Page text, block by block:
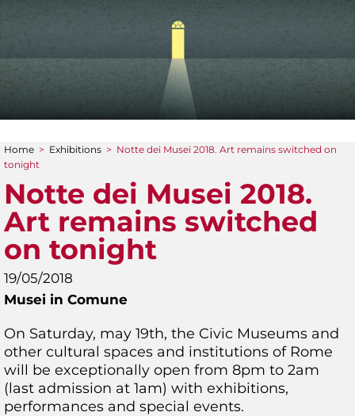
You are here
Home > Exhibitions > Notte dei Musei 2018. Art remains switched on
tonight
Notte dei Musei 2018.
Art remains switched
on tonight
19/05/2018
Musei in Comune
On Saturday, may 19th, the Civic Museums and
other cultural spaces and institutions of Rome
will be exceptionally open from 8pm to 2am
(last admission at 1am) with exhibitions,
performances and special events.